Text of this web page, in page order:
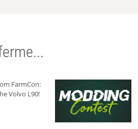
FarmCon:
Volvo L90!